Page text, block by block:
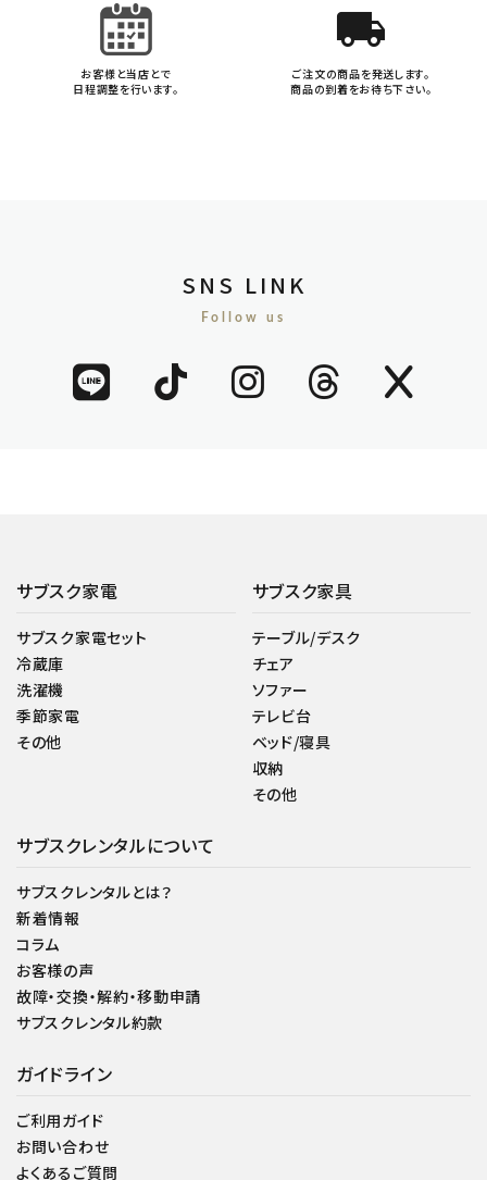
お客様と当店とで
日程調整を行います。
local_shipping
ご注文の商品を発送します。
商品の到着をお待ち下さい。
SNS LINK
Follow us
サブスク家電
サブスク家電セット
冷蔵庫
洗濯機
季節家電
その他
サブスク家具
テーブル/デスク
チェア
ソファー
テレビ台
ベッド/寝具
収納
その他
サブスクレンタルについて
サブスクレンタルとは？
新着情報
コラム
お客様の声
故障・交換・解約・移動申請
サブスクレンタル約款
ガイドライン
ご利用ガイド
お問い合わせ
よくあるご質問